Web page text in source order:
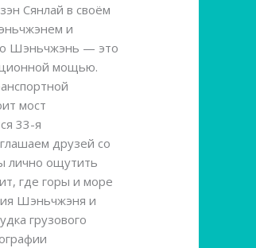
Сянлай в своём
и
Шэньчжэнь — это
мощью.
мост
33-я
друзей со
лично ощутить
где горы и море
Шэньчжэня и
грузового